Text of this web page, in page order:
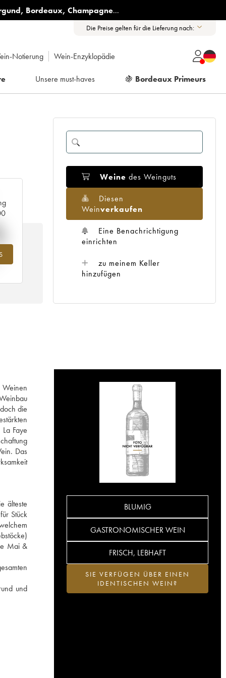
, Bordeaux, Champagne...
Die Preise gelten für die Lieferung nach:
Notierung Wein-Enzyklopädie
Unsere must-haves 🍇 Bordeaux Primeurs
Weine des Weinguts
Diesen
Weinverkaufen
Eine Benachrichtigung
einrichten
zu meinem Keller
hinzufügen
Weinen
die
Faye
Das
älteste
Stück
Mai &
und
BLUMIG
GASTRONOMISCHER WEIN
FRISCH, LEBHAFT
SIE VERFÜGEN ÜBER EINEN
IDENTISCHEN WEIN?